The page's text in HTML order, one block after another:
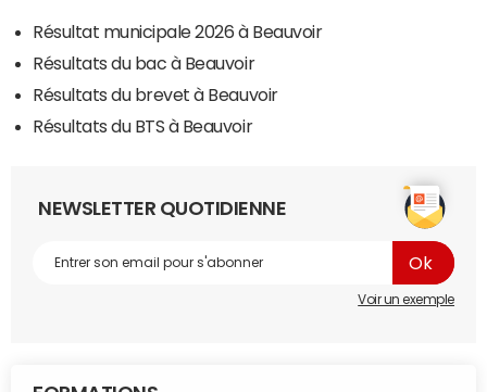
Résultat municipale 2026 à Beauvoir
Résultats du bac à Beauvoir
Résultats du brevet à Beauvoir
Résultats du BTS à Beauvoir
NEWSLETTER QUOTIDIENNE
Voir un exemple